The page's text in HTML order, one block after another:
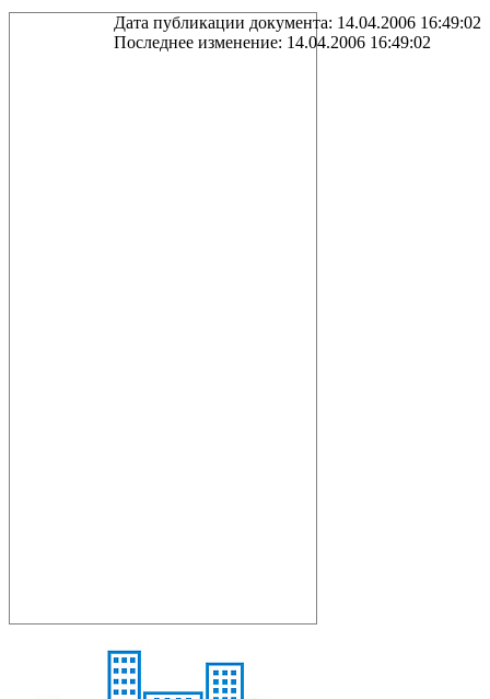
Дата публикации документа: 14.04.2006 16:49:02
Последнее изменение: 14.04.2006 16:49:02